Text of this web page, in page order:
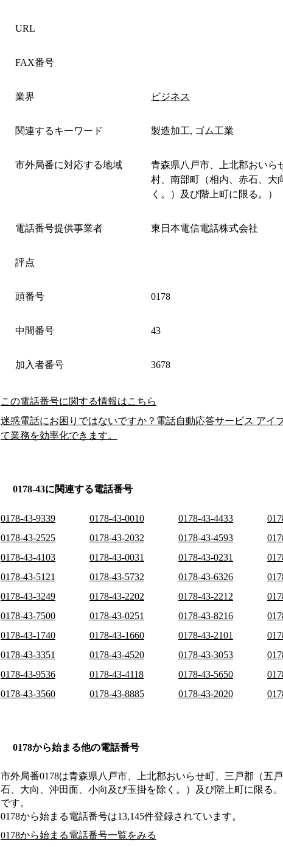
URL
FAX番号
業界 ビジネス
関連するキーワード 製造加工, ゴム工業
市外局番に対応する地域
青森県八戸市、上北郡おいら
村、南部町（相内、赤石、大
く。）及び階上町に限る。）
電話番号提供事業者 東日本電信電話株式会社
評点
頭番号 0178
中間番号 43
加入者番号 3678
この電話番号に関する情報はこちら
迷惑電話にお困りではないですか？電話自動応答サービス アイ
て業務を効率化できます。
0178-43に関連する電話番号
0178-43-9339 0178-43-0010 0178-43-4433
0178-43-2525
0178-43-2032 0178-43-4593
0178-43-4103
0178-43-0031 0178-43-0231
0178-43-5121
0178-43-5732 0178-43-6326
0178-43-3249
0178-43-2202 0178-43-2212
0178-43-7500
0178-43-0251 0178-43-8216
0178-43-1740
0178-43-1660 0178-43-2101
0178-43-3351
0178-43-4520 0178-43-3053
0178-43-9536
0178-43-4118 0178-43-5650
0178-43-3560
0178-43-8885 0178-43-2020
0178から始まる他の電話番号
市外局番0178は青森県八戸市、上北郡おいらせ町、三戸郡（五
石、大向、沖田面、小向及び玉掛を除く。）及び階上町に限る。
です。
0178から始まる電話番号は13,145件登録されています。
0178から始まる電話番号一覧をみる